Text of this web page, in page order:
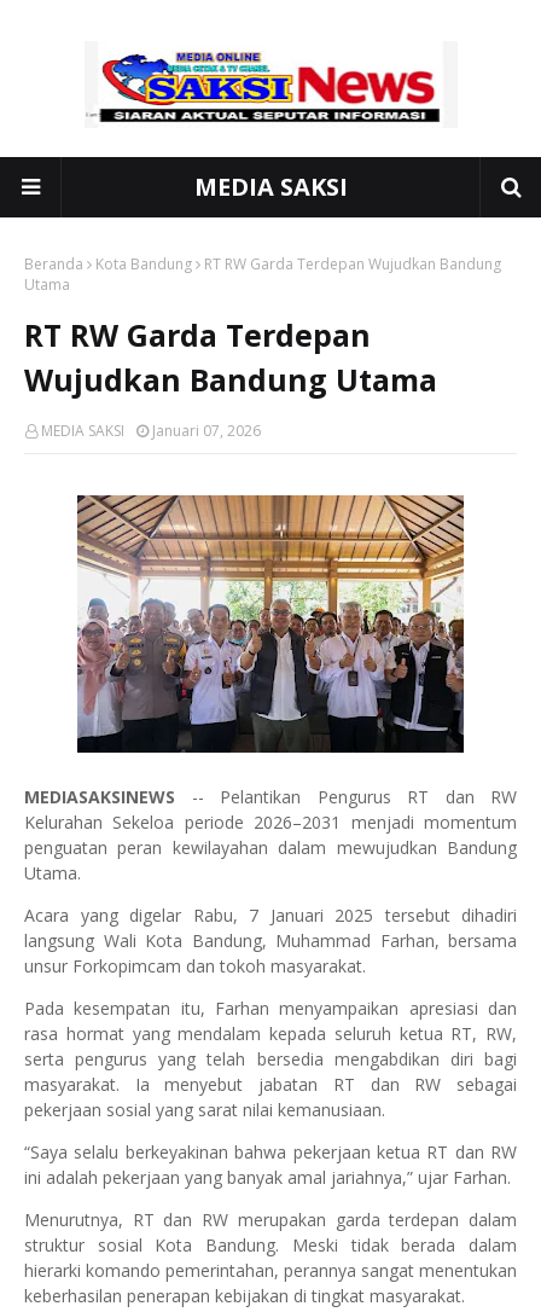
MEDIA SAKSI
Beranda Kota Bandung
RT RW Garda Terdepan Wujudkan Bandung
Utama
RT RW Garda Terdepan
Wujudkan Bandung Utama
MEDIA SAKSI Januari 07, 2026
MEDIASAKSINEWS -- Pelantikan Pengurus RT dan RW
Kelurahan Sekeloa periode 2026–2031 menjadi momentum
penguatan peran kewilayahan dalam mewujudkan Bandung
Utama.
Acara yang digelar Rabu, 7 Januari 2025 tersebut dihadiri
langsung Wali Kota Bandung, Muhammad Farhan, bersama
unsur Forkopimcam dan tokoh masyarakat.
Pada kesempatan itu, Farhan menyampaikan apresiasi dan
rasa hormat yang mendalam kepada seluruh ketua RT, RW,
serta pengurus yang telah bersedia mengabdikan diri bagi
masyarakat. Ia menyebut jabatan RT dan RW sebagai
pekerjaan sosial yang sarat nilai kemanusiaan.
“Saya selalu berkeyakinan bahwa pekerjaan ketua RT dan RW
ini adalah pekerjaan yang banyak amal jariahnya,” ujar Farhan.
Menurutnya, RT dan RW merupakan garda terdepan dalam
struktur sosial Kota Bandung. Meski tidak berada dalam
hierarki komando pemerintahan, perannya sangat menentukan
keberhasilan penerapan kebijakan di tingkat masyarakat.